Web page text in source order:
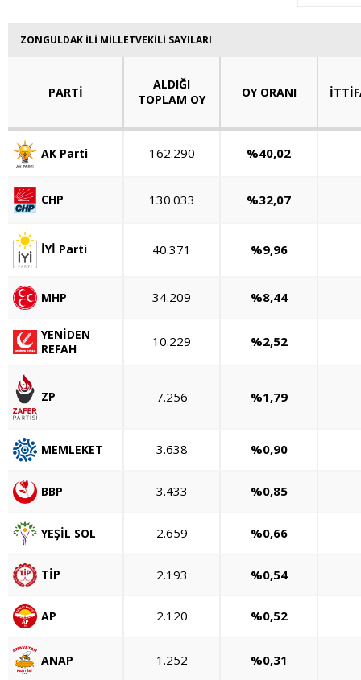
ZONGULDAK İLİ MİLLETVEKİLİ SAYILARI
PARTİ
ALDIĞI
TOPLAM OY
OY ORANI
AK Parti 162.290 %40,02
CHP 130.033 %32,07
İYİ Parti 40.371 %9,96
MHP 34.209 %8,44
YENİDEN
REFAH
10.229 %2,52
ZP 7.256 %1,79
MEMLEKET 3.638 %0,90
BBP 3.433 %0,85
YEŞİL SOL 2.659 %0,66
TİP 2.193 %0,54
AP 2.120 %0,52
ANAP 1.252 %0,31